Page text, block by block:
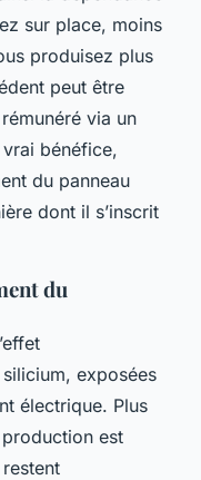
sur place, moins
produisez plus
peut être
via un
vrai bénéfice,
du panneau
dont il s’inscrit
du
exposées
électrique. Plus
est